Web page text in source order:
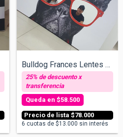
Bulldog Frances Lentes Rojos - Cuadro co...
$78.000
$58.500
6 cuotas de $13.000 sin interés